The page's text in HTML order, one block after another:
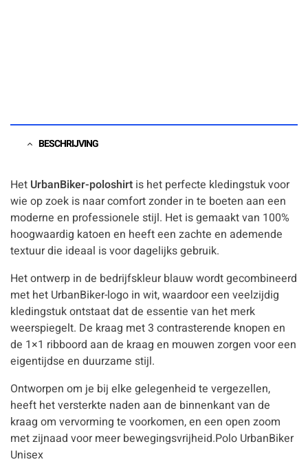
BESCHRIJVING
Het UrbanBiker-poloshirt is het perfecte kledingstuk voor
wie op zoek is naar comfort zonder in te boeten aan een
moderne en professionele stijl. Het is gemaakt van 100%
hoogwaardig katoen en heeft een zachte en ademende
textuur die ideaal is voor dagelijks gebruik.
Het ontwerp in de bedrijfskleur blauw wordt gecombineerd
met het UrbanBiker-logo in wit, waardoor een veelzijdig
kledingstuk ontstaat dat de essentie van het merk
weerspiegelt. De kraag met 3 contrasterende knopen en
de 1×1 ribboord aan de kraag en mouwen zorgen voor een
eigentijdse en duurzame stijl.
Ontworpen om je bij elke gelegenheid te vergezellen,
heeft het versterkte naden aan de binnenkant van de
kraag om vervorming te voorkomen, en een open zoom
met zijnaad voor meer bewegingsvrijheid.Polo UrbanBiker
Unisex